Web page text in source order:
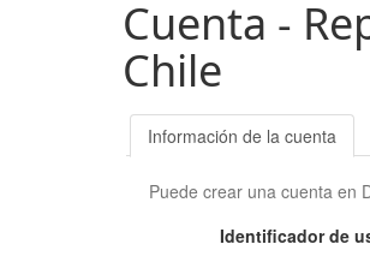
Cuenta -
Chile
Información de la cuenta
Puede crear una cuenta en
Identificador de